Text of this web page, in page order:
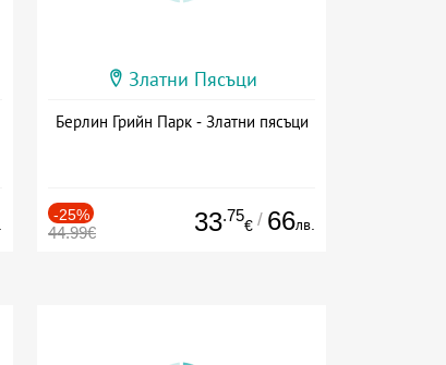
Златни Пясъци
Берлин Грийн Парк - Златни пясъци
-25%
44.99€ 33.75
€ / 66лв.